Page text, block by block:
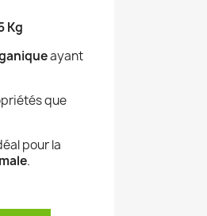
Kg
ayant
que
pour la
.